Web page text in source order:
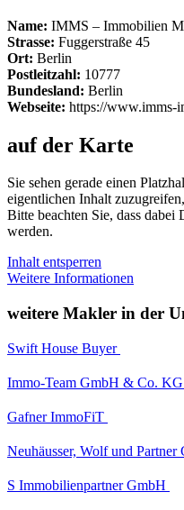
Name: IMMS – Immobilien
Strasse: Fuggerstraße 45
Ort: Berlin
Postleitzahl: 10777
Bundesland: Berlin
Webseite: https://www.imms-
auf der Karte
Sie sehen gerade einen
eigentlichen Inhalt
Bitte beachten Sie, dass dabei
werden.
Inhalt entsperren
Weitere Informationen
weitere Makler in der
Swift House Buyer
Immo-Team GmbH & Co. KG
Gafner ImmoFiT
Neuhäusser, Wolf und
S Immobilienpartner GmbH